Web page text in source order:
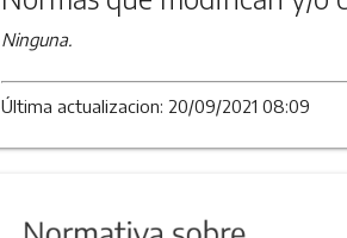
Ninguna.
Última actualizacion: 20/09/2021 08:09